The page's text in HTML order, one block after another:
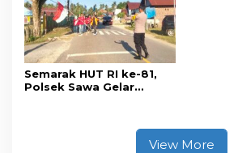
Semarak HUT RI ke-81,
Polsek Sawa Gelar
View More